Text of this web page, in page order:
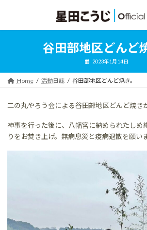
ン
ッ
ー
移
谷田部地区どんど
2023年1月14日
Home 活動日誌 谷田部地区どんど焼き。
二の丸やろう会による谷田部地区どんど焼き
神事を行った後に、八幡宮に納められたしめ
りをお焚き上げ。無病息災と疫病退散を願い